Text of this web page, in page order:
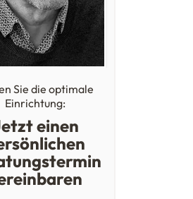
Sie die optimale
Einrichtung:
einen